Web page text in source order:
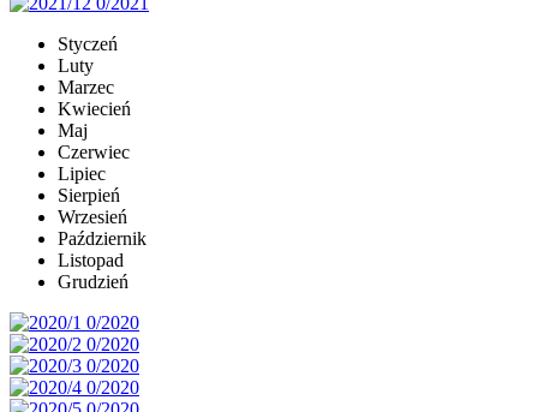
Styczeń
Luty
Marzec
Kwiecień
Maj
Czerwiec
Lipiec
Sierpień
Wrzesień
Październik
Listopad
Grudzień